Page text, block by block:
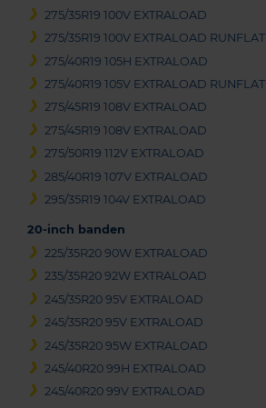
275/35R19 100V EXTRALOAD
275/35R19 100V EXTRALOAD RUNFLAT
275/40R19 105H EXTRALOAD
275/40R19 105V EXTRALOAD RUNFLAT
275/45R19 108V EXTRALOAD
275/45R19 108V EXTRALOAD
275/50R19 112V EXTRALOAD
285/40R19 107V EXTRALOAD
295/35R19 104V EXTRALOAD
20-inch banden
225/35R20 90W EXTRALOAD
235/35R20 92W EXTRALOAD
245/35R20 95V EXTRALOAD
245/35R20 95V EXTRALOAD
245/35R20 95W EXTRALOAD
245/40R20 99H EXTRALOAD
245/40R20 99V EXTRALOAD